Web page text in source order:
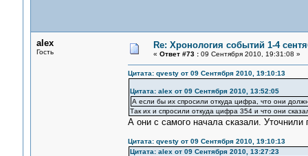
alex
Гость
Re: Хронология событий 1-4
« Ответ #73 :09 Сентября 2010, 19:31:08 »
Цитата: qvesty от 09 Сентября 2010, 19:10:13
Цитата: alex от 09 Сентября 2010, 13:52:05
А если бы их спросили откуда цифра, что они
Так их и спросили откуда цифра 354 и что они
А они с самого начала сказали.
Цитата: qvesty от 09 Сентября 2010, 19:10:13
Цитата: alex от 09 Сентября 2010, 13:27:23